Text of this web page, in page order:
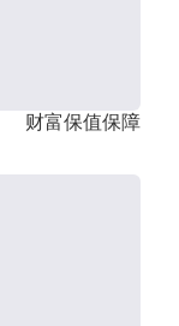
财富保值保障